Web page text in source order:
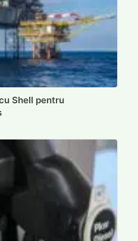
Shell pentru